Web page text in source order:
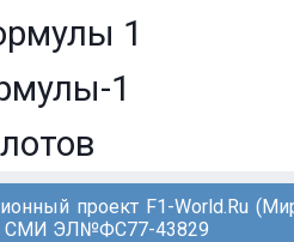
1
1
проект F1-World.Ru
СМИ ЭЛ№ФС77-43829